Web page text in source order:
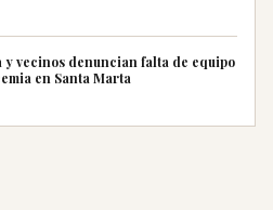
y vecinos denuncian falta de equipo
en Santa Marta